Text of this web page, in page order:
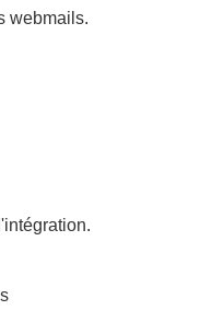
webmails.